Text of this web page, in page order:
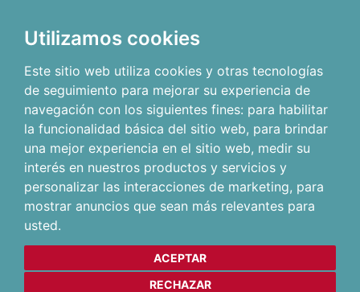
Utilizamos cookies
Este sitio web utiliza cookies y otras tecnologías
de seguimiento para mejorar su experiencia de
navegación con los siguientes fines: para habilitar
la funcionalidad básica del sitio web, para brindar
una mejor experiencia en el sitio web, medir su
interés en nuestros productos y servicios y
personalizar las interacciones de marketing, para
mostrar anuncios que sean más relevantes para
usted.
ACEPTAR
RECHAZAR